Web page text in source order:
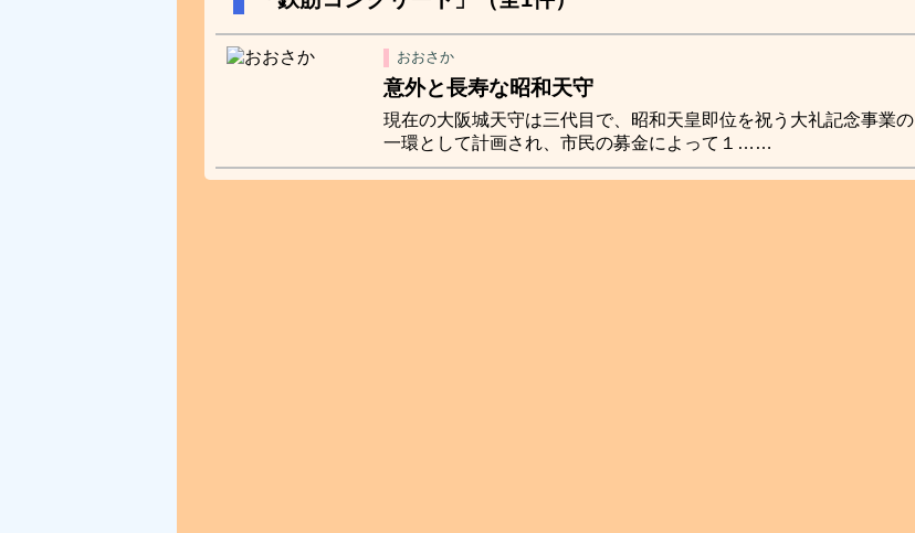
おおさか
意外と長寿な昭和天守
現在の大阪城天守は三代目で、昭和天皇即位を祝う大礼記念事業の
一環として計画され、市民の募金によって１……